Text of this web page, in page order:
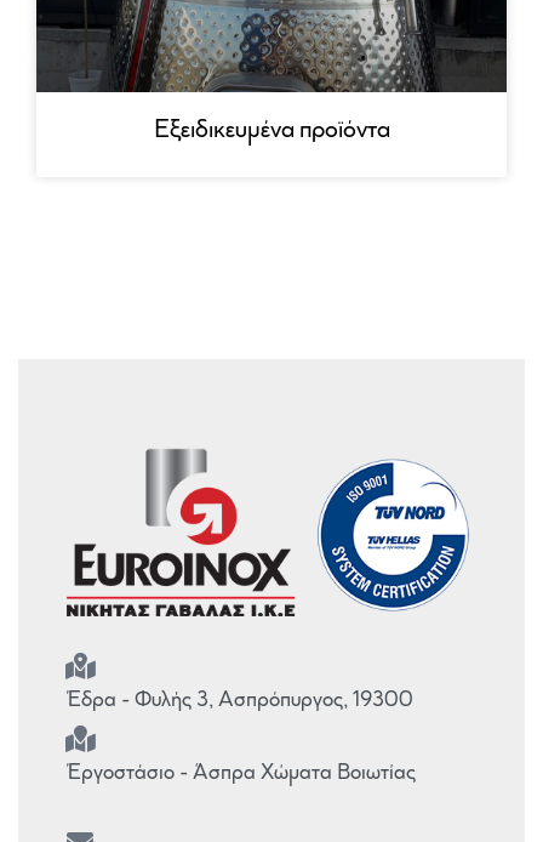
Εξειδικευμένα προϊόντα
Έδρα - Φυλής 3, Ασπρόπυργος, 19300
Έργοστάσιο - Άσπρα Χώματα Βοιωτίας